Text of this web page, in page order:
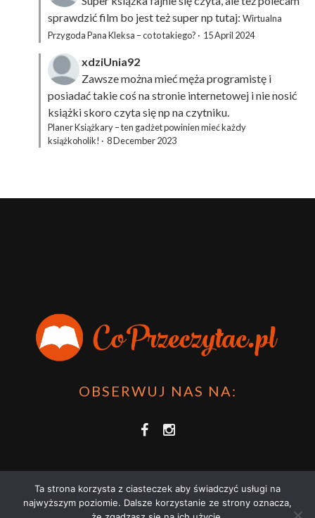
sprawdzić film bo jest też super np tutaj: Wirtualna
Przygoda Pana Kleksa – co to takiego? · 15 April 2024
xdziUnia92
Zawsze można mieć męża programistę i
posiadać takie coś na stronie internetowej i nie nosić
książki skoro czyta się np na czytniku.
Planer Książkary – ten gadżet powinien mieć każdy
książkoholik! · 8 December 2023
OBSERWUJ NAS NA:
Ta strona korzysta z ciasteczek aby świadczyć usługi na
najwyższym poziomie. Dalsze korzystanie ze strony oznacza,